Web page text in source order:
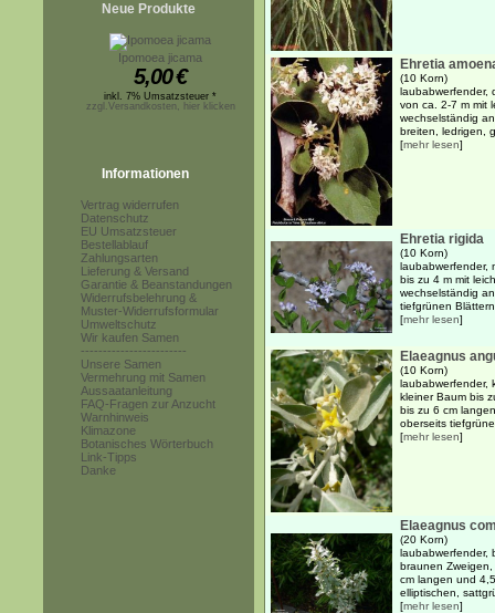
Neue Produkte
Ipomoea jicama
5,00€
inkl. 7% Umsatzsteuer *
zzgl.Versandkosten, hier klicken
Informationen
Vertrag widerrufen
Datenschutz
EU Umsatzsteuer
Bestellablauf
Zahlungsarten
Lieferung & Versand
Garantie & Beanstandungen
Widerrufsbelehrung &
Muster-Widerrufsformular
Umweltschutz
Wir kaufen Samen
------------------------
Unsere Samen
Vermehrung mit Samen
Aussaatanleitung
FAQ-Fragen zur Anzucht
Warnhinweis
Klimazone
Botanisches Wörterbuch
Link-Tipps
Danke
Ehretia
(10 Korn)
laubabwerfender,
von ca. 2-7 m mit
wechselständig
breiten, ledrigen,
[mehr lesen]
Ehretia rigida
(10 Korn)
laubabwerfender,
bis zu 4 m mit
wechselständig
tiefgrünen
[mehr lesen]
Elaeagnus
(10 Korn)
laubabwerfender,
kleiner Baum bis
bis zu 6 cm
oberseits
[mehr lesen]
Elaeagnus
(20 Korn)
laubabwerfender,
braunen
cm langen und
elliptischen,
[mehr lesen]